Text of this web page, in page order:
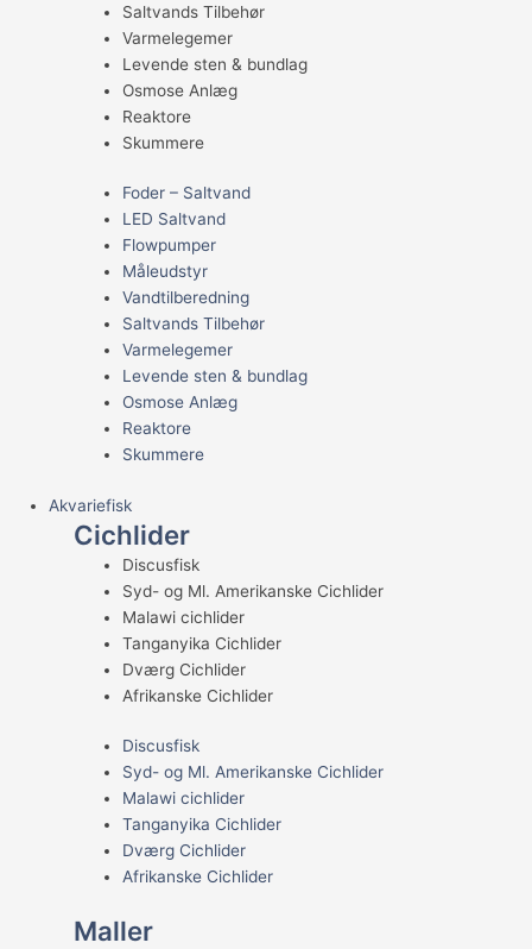
Saltvands Tilbehør
Varmelegemer
Levende sten & bundlag
Osmose Anlæg
Reaktore
Skummere
Foder – Saltvand
LED Saltvand
Flowpumper
Måleudstyr
Vandtilberedning
Saltvands Tilbehør
Varmelegemer
Levende sten & bundlag
Osmose Anlæg
Reaktore
Skummere
Akvariefisk
Cichlider
Discusfisk
Syd- og Ml. Amerikanske Cichlider
Malawi cichlider
Tanganyika Cichlider
Dværg Cichlider
Afrikanske Cichlider
Discusfisk
Syd- og Ml. Amerikanske Cichlider
Malawi cichlider
Tanganyika Cichlider
Dværg Cichlider
Afrikanske Cichlider
Maller